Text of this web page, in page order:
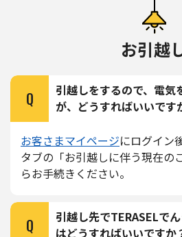
お引越
Q
引越しをするので、電気
が、どうすればいいです
お客さまマイページにログイン
タブの「お引越しに伴う現在の
らお手続きください。
Q
引越し先でTERASELで
はどうすればいいですか